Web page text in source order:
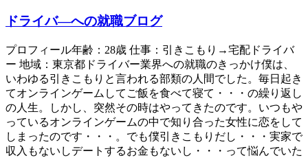
ドライバ―への就職ブログ
プロフィール年齢：28歳 仕事：引きこもり→宅配ドライバ
ー 地域：東京都ドライバー業界への就職のきっかけ僕は、
いわゆる引きこもりと言われる部類の人間でした。毎日起き
てオンラインゲームしてご飯を食べて寝て・・・の繰り返し
の人生。しかし、突然その時はやってきたのです。いつもや
っているオンラインゲームの中で知り合った女性に恋をして
しまったのです・・・。でも僕引きこもりだし・・・実家で
収入もないしデートするお金もないし・・・って悩んでいた